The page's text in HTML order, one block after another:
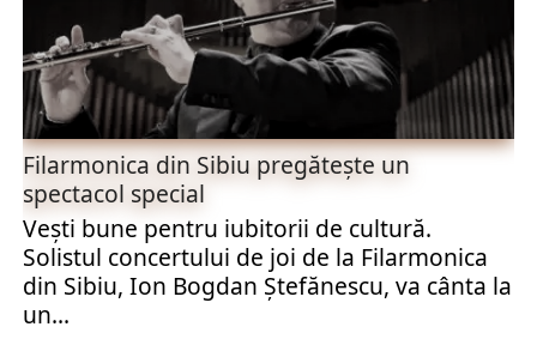
Filarmonica din Sibiu pregătește un
spectacol special
Vești bune pentru iubitorii de cultură.
Solistul concertului de joi de la Filarmonica
din Sibiu, Ion Bogdan Ştefănescu, va cânta la
un...